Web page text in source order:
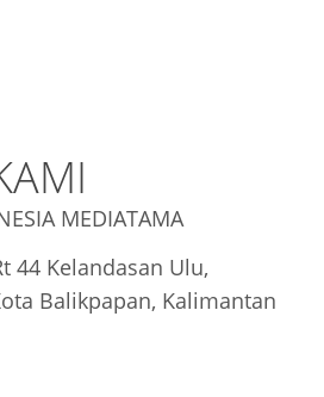
MEDIATAMA
44 Kelandasan Ulu,
Balikpapan, Kalimantan